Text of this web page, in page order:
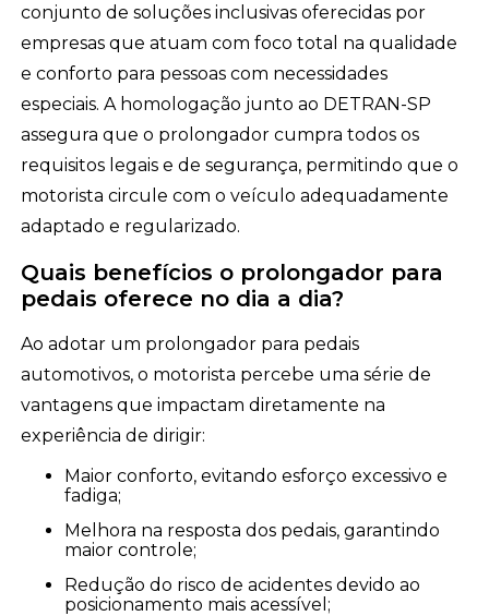
conjunto de soluções inclusivas oferecidas por
empresas que atuam com foco total na qualidade
e conforto para pessoas com necessidades
especiais. A homologação junto ao DETRAN-SP
assegura que o prolongador cumpra todos os
requisitos legais e de segurança, permitindo que o
motorista circule com o veículo adequadamente
adaptado e regularizado.
Quais benefícios o prolongador para
pedais oferece no dia a dia?
Ao adotar um prolongador para pedais
automotivos, o motorista percebe uma série de
vantagens que impactam diretamente na
experiência de dirigir:
Maior conforto, evitando esforço excessivo e
fadiga;
Melhora na resposta dos pedais, garantindo
maior controle;
Redução do risco de acidentes devido ao
posicionamento mais acessível;